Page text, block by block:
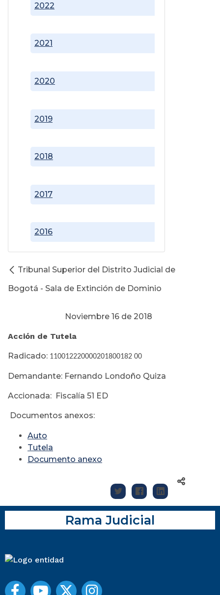
2016
2017
2018
2019
2020
2021
2022
Tribunal Superior del Distrito Judicial de
Bogotá - Sala de Extinción de Dominio
Noviembre 16 de 2018
Acción de Tutela
Radicado: 110012220000201800182 00
Demandante: Fernando Londoño Quiza
Accionada: Fiscalía 51 ED
Documentos anexos:
Auto
Tutela
Documento anexo
Rama Judicial